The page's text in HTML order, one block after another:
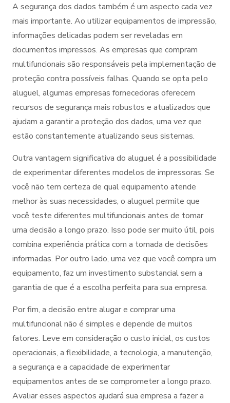
A segurança dos dados também é um aspecto cada vez
mais importante. Ao utilizar equipamentos de impressão,
informações delicadas podem ser reveladas em
documentos impressos. As empresas que compram
multifuncionais são responsáveis pela implementação de
proteção contra possíveis falhas. Quando se opta pelo
aluguel, algumas empresas fornecedoras oferecem
recursos de segurança mais robustos e atualizados que
ajudam a garantir a proteção dos dados, uma vez que
estão constantemente atualizando seus sistemas.
Outra vantagem significativa do aluguel é a possibilidade
de experimentar diferentes modelos de impressoras. Se
você não tem certeza de qual equipamento atende
melhor às suas necessidades, o aluguel permite que
você teste diferentes multifuncionais antes de tomar
uma decisão a longo prazo. Isso pode ser muito útil, pois
combina experiência prática com a tomada de decisões
informadas. Por outro lado, uma vez que você compra um
equipamento, faz um investimento substancial sem a
garantia de que é a escolha perfeita para sua empresa.
Por fim, a decisão entre alugar e comprar uma
multifuncional não é simples e depende de muitos
fatores. Leve em consideração o custo inicial, os custos
operacionais, a flexibilidade, a tecnologia, a manutenção,
a segurança e a capacidade de experimentar
equipamentos antes de se comprometer a longo prazo.
Avaliar esses aspectos ajudará sua empresa a fazer a